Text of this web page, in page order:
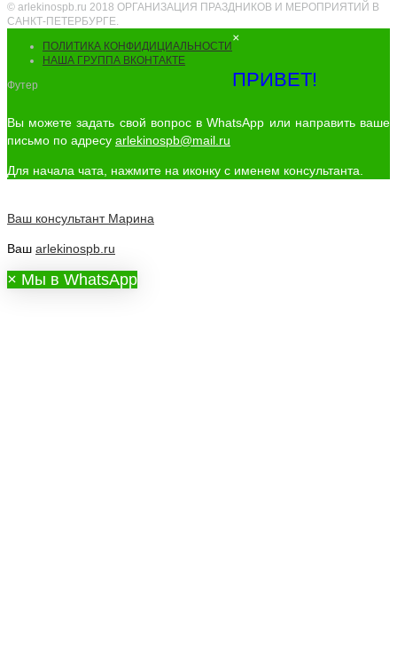
© arlekinospb.ru 2018 ОРГАНИЗАЦИЯ ПРАЗДНИКОВ И МЕРОПРИЯТИЙ В
САНКТ-ПЕТЕРБУРГЕ.
ПОЛИТИКА КОНФИДИЦИАЛЬНОСТИ
НАША ГРУППА ВКОНТАКТЕ
Футер
×
ПРИВЕТ!
Вы можете задать свой вопрос в WhatsApp или направить ваше
письмо по адресу arlekinospb@mail.ru
Для начала чата, нажмите на иконку с именем консультанта.
Ваш консультант Марина
Ваш arlekinospb.ru
× Мы в WhatsApp